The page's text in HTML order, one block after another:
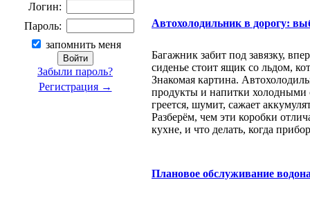
Логин:
Пароль:
запомнить меня
Забыли пароль?
Регистрация →
Автохолодильник в дорогу:
Багажник забит под завязку,
сиденье стоит ящик со льдом,
Знакомая картина.
продукты и напитки холодными
греется, шумит, сажает
Разберём, чем эти коробки
кухне, и что делать, когда
Плановое обслуживание